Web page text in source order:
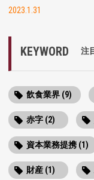
2023.1.31
KEYWORD 注
飲食業界 (9)
赤字 (2)
資本業務提携 (1)
財産 (1)